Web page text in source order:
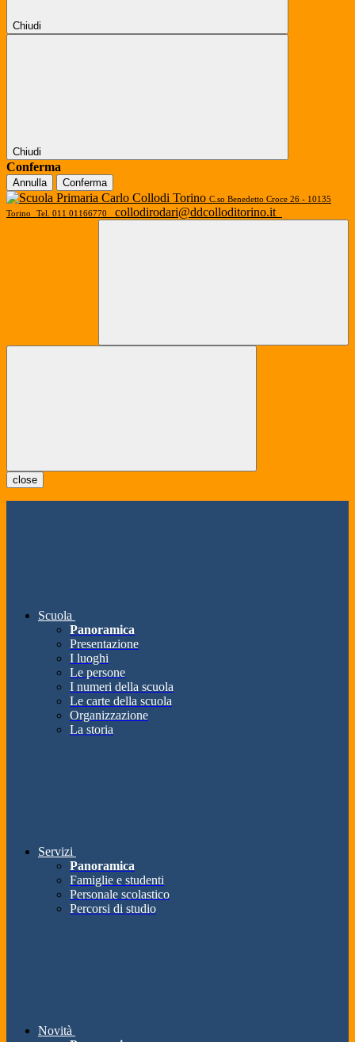
Chiudi
Chiudi
Conferma
Annulla Conferma
C.so Benedetto Croce 26 - 10135
Torino
Tel. 011 01166770 collodirodari@ddcolloditorino.it
close
Scuola
Panoramica
Presentazione
I luoghi
Le persone
I numeri della scuola
Le carte della scuola
Organizzazione
La storia
Servizi
Panoramica
Famiglie e studenti
Personale scolastico
Percorsi di studio
Novità